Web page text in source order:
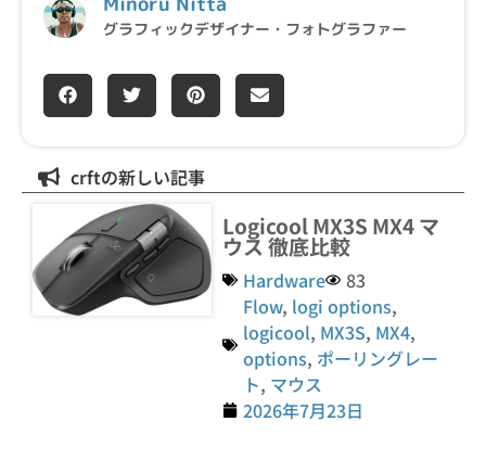
グラフィックデザイナー・フォトグラファー
crftの新しい記事
Logicool MX3S MX4 マ
ウス 徹底比較
Hardware
83
Flow, logi options,
logicool, MX3S, MX4,
options, ポーリングレー
ト, マウス
2026年7月23日